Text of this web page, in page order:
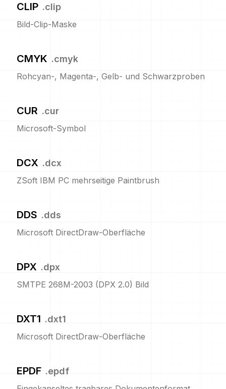
CLIP .clip
Bild-Clip-Maske
CMYK .cmyk
Rohcyan-, Magenta-, Gelb- und Schwarzproben
CUR .cur
Microsoft-Symbol
DCX .dcx
ZSoft IBM PC mehrseitige Paintbrush
DDS .dds
Microsoft DirectDraw-Oberfläche
DPX .dpx
SMTPE 268M-2003 (DPX 2.0) Bild
DXT1 .dxt1
Microsoft DirectDraw-Oberfläche
EPDF .epdf